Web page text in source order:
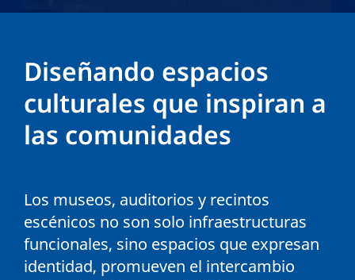
Diseñando espacios
culturales que inspiran a
las comunidades
Los museos, auditorios y recintos
escénicos no son solo infraestructuras
funcionales, sino espacios que expresan
identidad, promueven el intercambio